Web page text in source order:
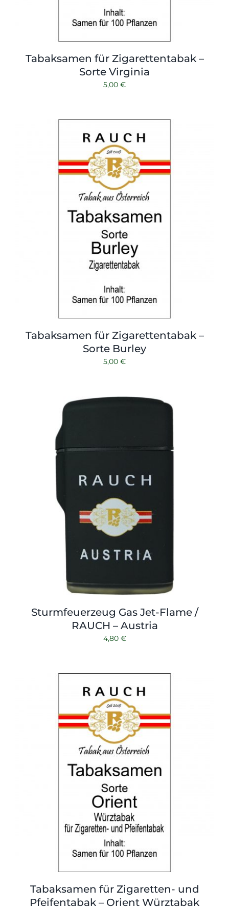
Tabaksamen für Zigarettentabak –
Sorte Virginia
5,00 €
Tabaksamen für Zigarettentabak –
Sorte Burley
5,00 €
Sturmfeuerzeug Gas Jet-Flame /
RAUCH – Austria
4,80 €
Tabaksamen für Zigaretten- und
Pfeifentabak – Orient Würztabak